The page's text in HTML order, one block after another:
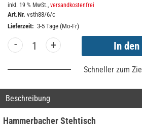
inkl. 19 % MwSt., versandkostenfrei
Art.Nr. vsth88/6/c
Lieferzeit: 3-5 Tage (Mo-Fr)
- +
Schneller zum Ziel
Beschreibung
Hammerbacher Stehtisch